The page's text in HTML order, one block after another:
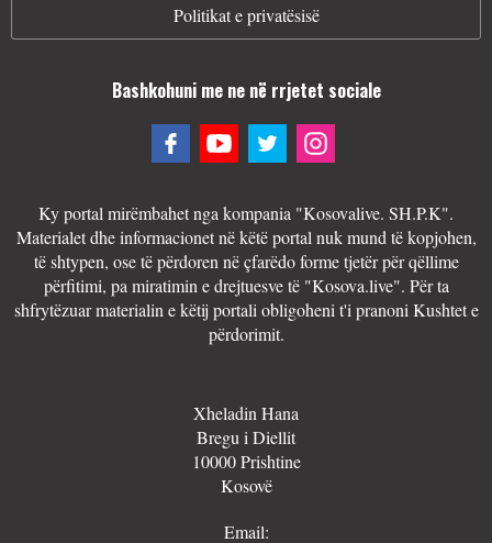
Politikat e privatësisë
Bashkohuni me ne në rrjetet sociale
Ky portal mirëmbahet nga kompania "Kosovalive. SH.P.K".
Materialet dhe informacionet në këtë portal nuk mund të kopjohen,
të shtypen, ose të përdoren në çfarëdo forme tjetër për qëllime
përfitimi, pa miratimin e drejtuesve të "Kosova.live". Për ta
shfrytëzuar materialin e këtij portali obligoheni t'i pranoni Kushtet e
përdorimit.
Xheladin Hana
Bregu i Diellit
10000 Prishtine
Kosovë
Email: